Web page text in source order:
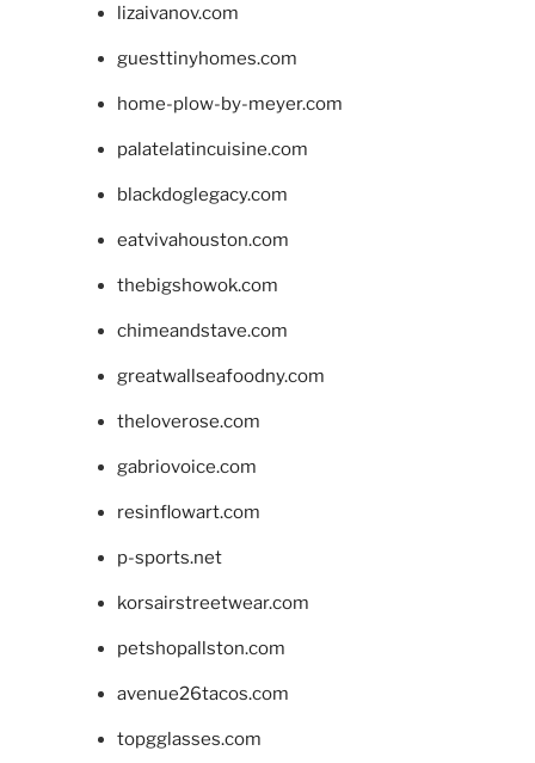
lizaivanov.com
guesttinyhomes.com
home-plow-by-meyer.com
palatelatincuisine.com
blackdoglegacy.com
eatvivahouston.com
thebigshowok.com
chimeandstave.com
greatwallseafoodny.com
theloverose.com
gabriovoice.com
resinflowart.com
p-sports.net
korsairstreetwear.com
petshopallston.com
avenue26tacos.com
topgglasses.com